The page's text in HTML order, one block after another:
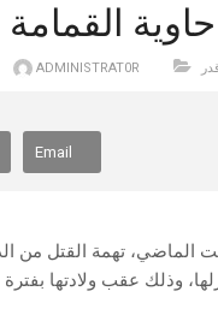
القمامة
ADMINISTRAT0R
Email
الماضي، تهمة القتل من
وذلك عقب ولادتها